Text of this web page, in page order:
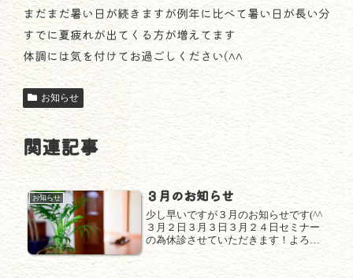
まだまだ暑い日が続きますが例年に比べて暑い日が長い分
すでに夏疲れが出てくる方が増えてます
体調には気を付けてお過ごしください(^^
お知らせ
関連記事
お知らせ ３月のお知らせ
少し早いですが３月のお知らせです(^^
３月２日３月３日３月２４日セミナー
の為休診させていただきます！よろし
くお願いします(^^